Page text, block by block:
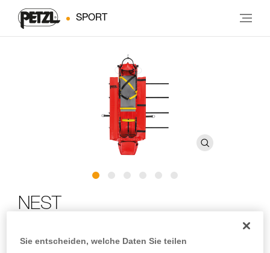
SPORT
NEST
Rettungstrage für eingeschränkte Platzverhältnisse
Sie entscheiden, welche Daten Sie teilen